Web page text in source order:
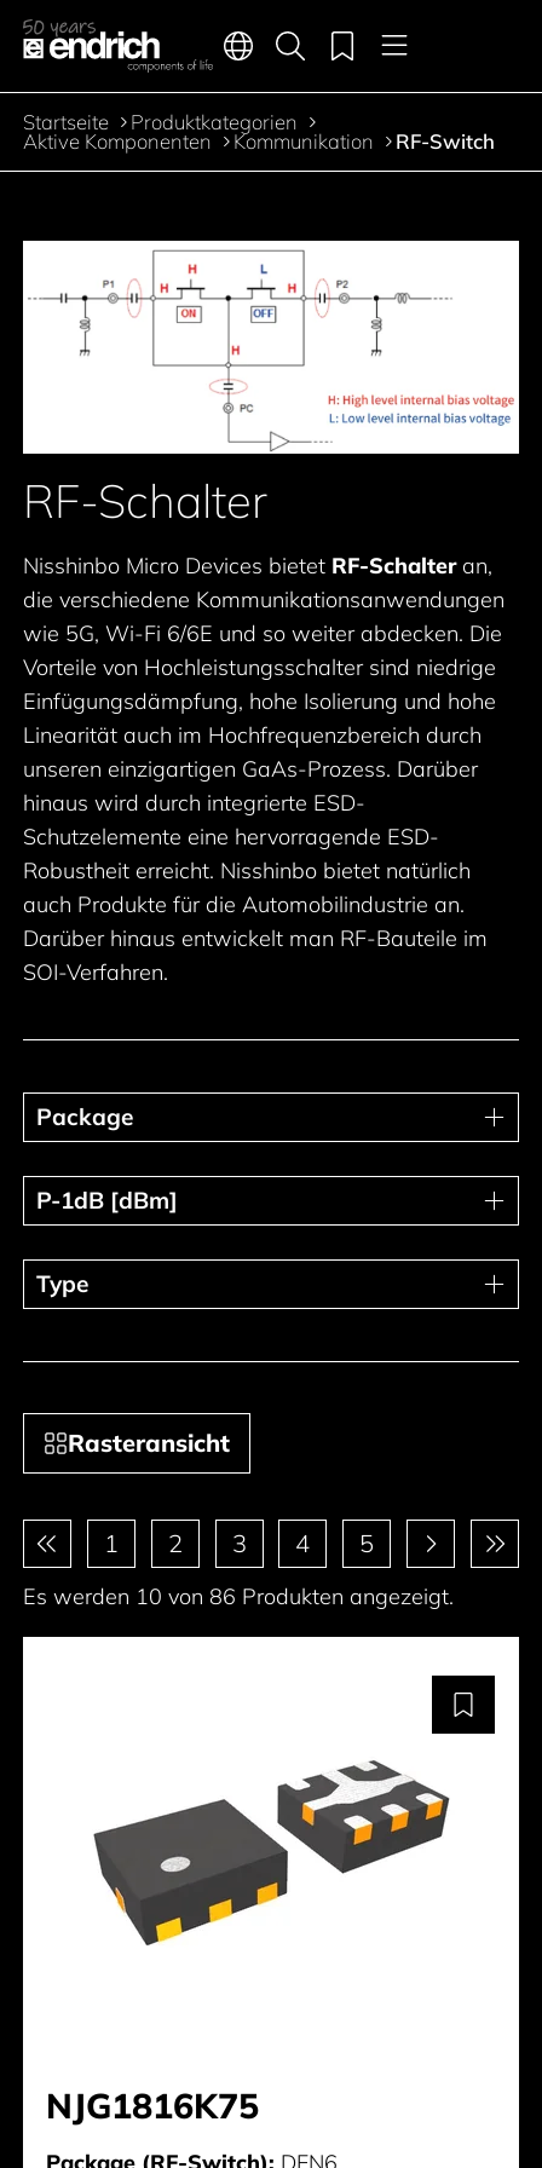
Zum Inhalt springen
Hauptnavigation
Sprachen Menü
Produktsuche
Merkliste
Pfadnavigation
Startseite Produktkategorien
Aktive Komponenten Kommunikation RF-Switch
RF-Schalter
Nisshinbo Micro Devices bietet RF-Schalteran,
die verschiedene Kommunikationsanwendungen
wie 5G, Wi-Fi 6/6E und so weiter abdecken. Die
Vorteile von Hochleistungsschalter sind niedrige
Einfügungsdämpfung, hohe Isolierung und hohe
Linearität auch im Hochfrequenzbereich durch
unseren einzigartigen GaAs-Prozess. Darüber
hinaus wird durch integrierte ESD-
Schutzelemente eine hervorragende ESD-
Robustheit erreicht. Nisshinbo bietet natürlich
auch Produkte für die Automobilindustrie an.
Darüber hinaus entwickelt man RF-Bauteile im
SOI-Verfahren.
Rasteransicht
Paginierung
1 2 3 4 5
Es werden 10 von 86 Produkten angezeigt.
NJG1816K75
Package
Package
P-1dB [dBm]
P-1dB [dBm]
Type
Type